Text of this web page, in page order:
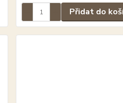
Přidat do